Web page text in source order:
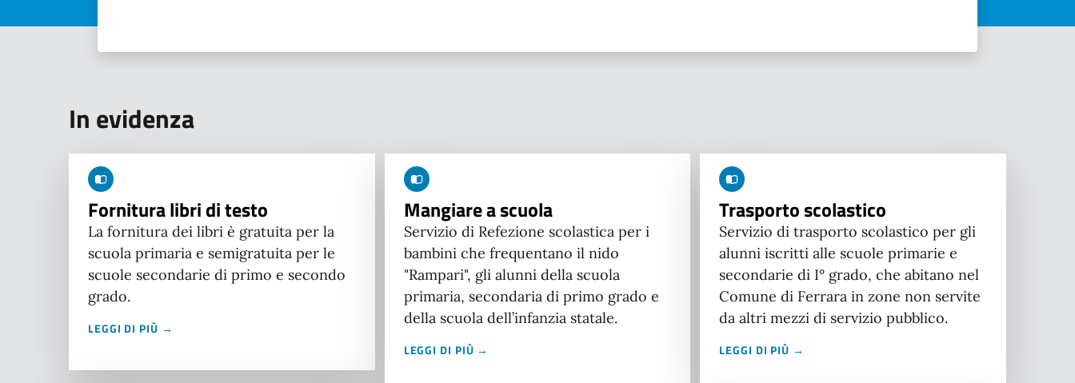
In evidenza
Fornitura libri di testo
La fornitura dei libri è gratuita per la
scuola primaria e semigratuita per le
scuole secondarie di primo e secondo
grado.
LEGGI DI PIÙ →
Mangiare a scuola
Servizio di Refezione scolastica per i
bambini che frequentano il nido
"Rampari", gli alunni della scuola
primaria, secondaria di primo grado e
della scuola dell’infanzia statale.
LEGGI DI PIÙ →
Trasporto scolastico
Servizio di trasporto scolastico per gli
alunni iscritti alle scuole primarie e
secondarie di I° grado, che abitano nel
Comune di Ferrara in zone non servite
da altri mezzi di servizio pubblico.
LEGGI DI PIÙ →